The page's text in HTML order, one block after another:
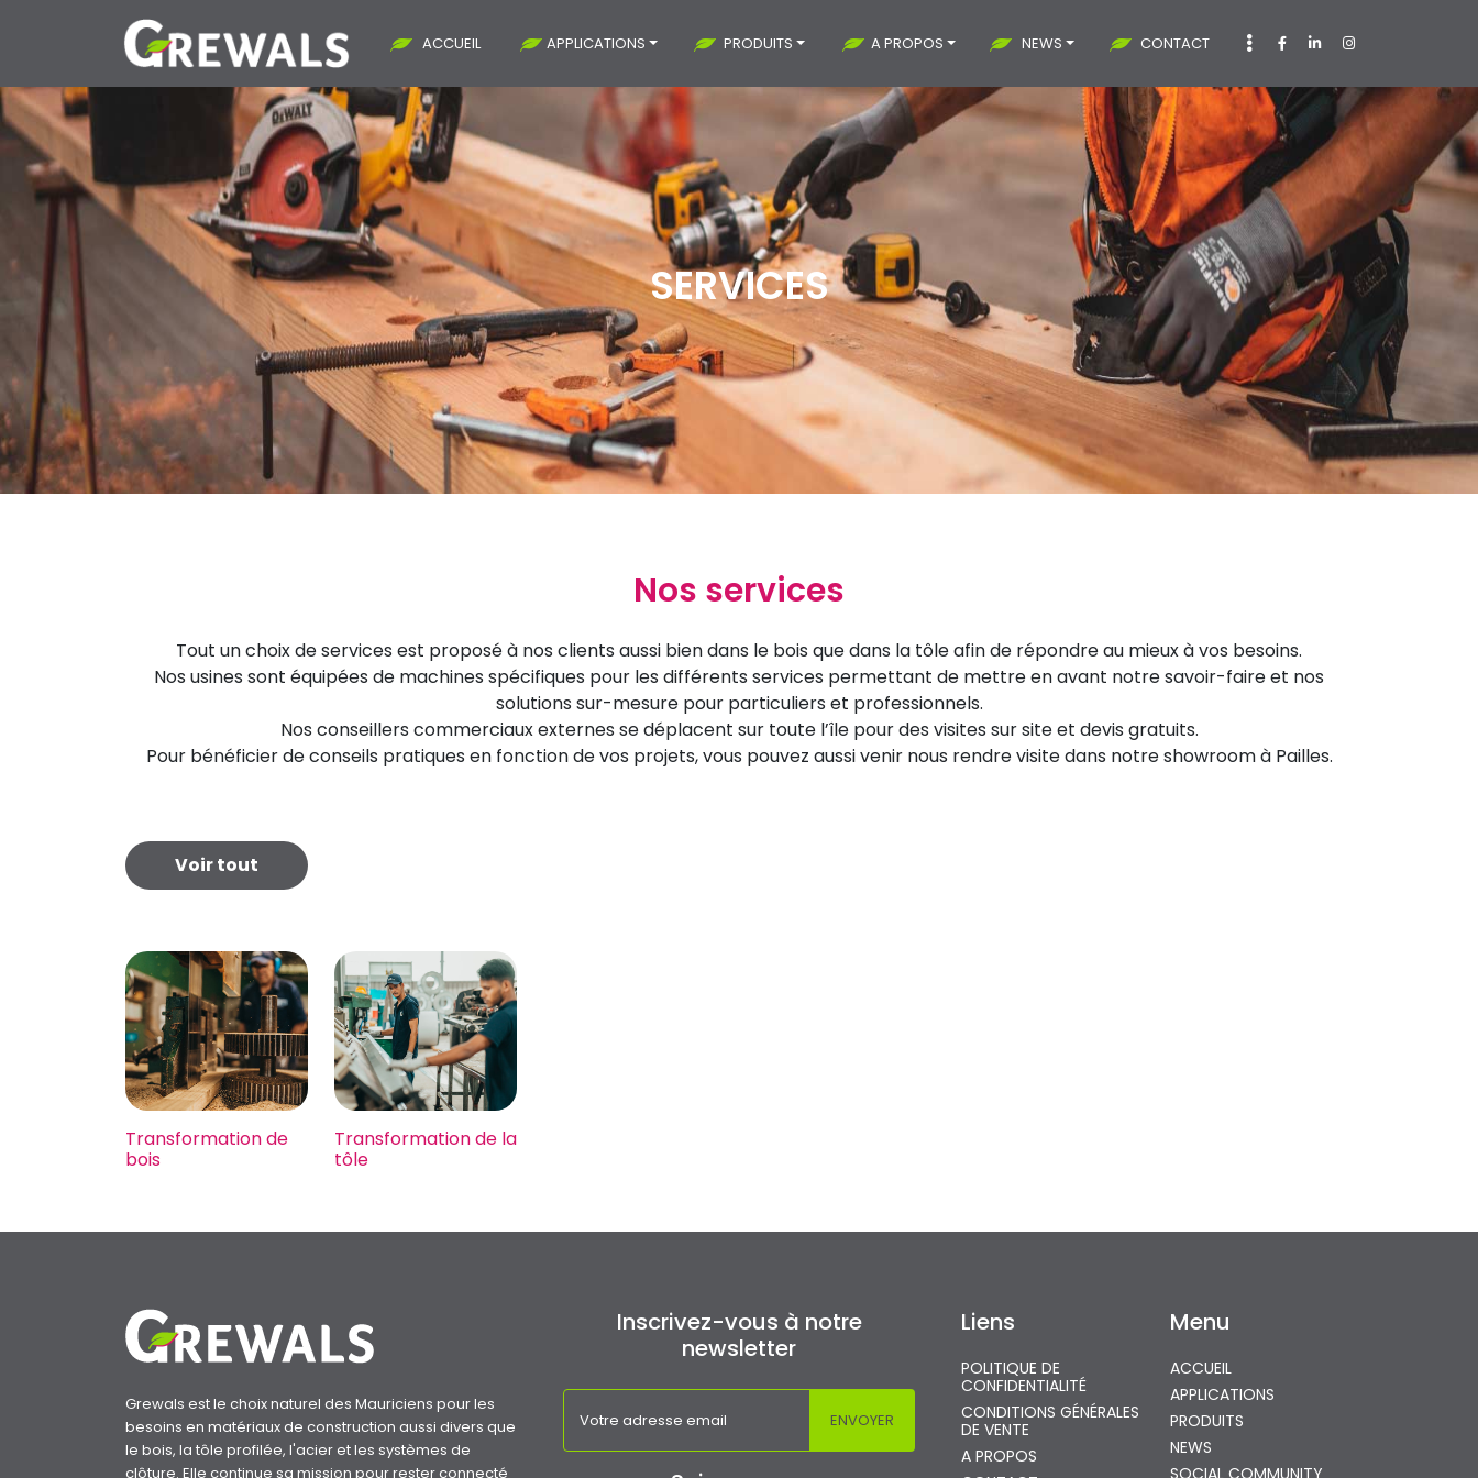
ACCUEIL APPLICATIONS PRODUITS A PROPOS NEWS CONTACT
SERVICES
Nos services
Tout un choix de services est proposé à nos clients aussi bien dans le bois que dans la tôle afin de répondre au mieux à vos besoins.
Nos usines sont équipées de machines spécifiques pour les différents services permettant de mettre en avant notre savoir-faire et nos
solutions sur-mesure pour particuliers et professionnels.
Nos conseillers commerciaux externes se déplacent sur toute l’île pour des visites sur site et devis gratuits.
Pour bénéficier de conseils pratiques en fonction de vos projets, vous pouvez aussi venir nous rendre visite dans notre showroom à Pailles.
Voir tout
DÉCOUVRIR
Transformation de
bois
DÉCOUVRIR
Transformation de la
tôle
Grewals est le choix naturel des Mauriciens pour les
besoins en matériaux de construction aussi divers que
le bois, la tôle profilée, l'acier et les systèmes de
clôture. Elle continue sa mission pour rester connecté
Inscrivez-vous à notre
newsletter
Liens
POLITIQUE DE
CONFIDENTIALITÉ
CONDITIONS GÉNÉRALES
DE VENTE
A PROPOS
Menu
ACCUEIL
APPLICATIONS
PRODUITS
NEWS